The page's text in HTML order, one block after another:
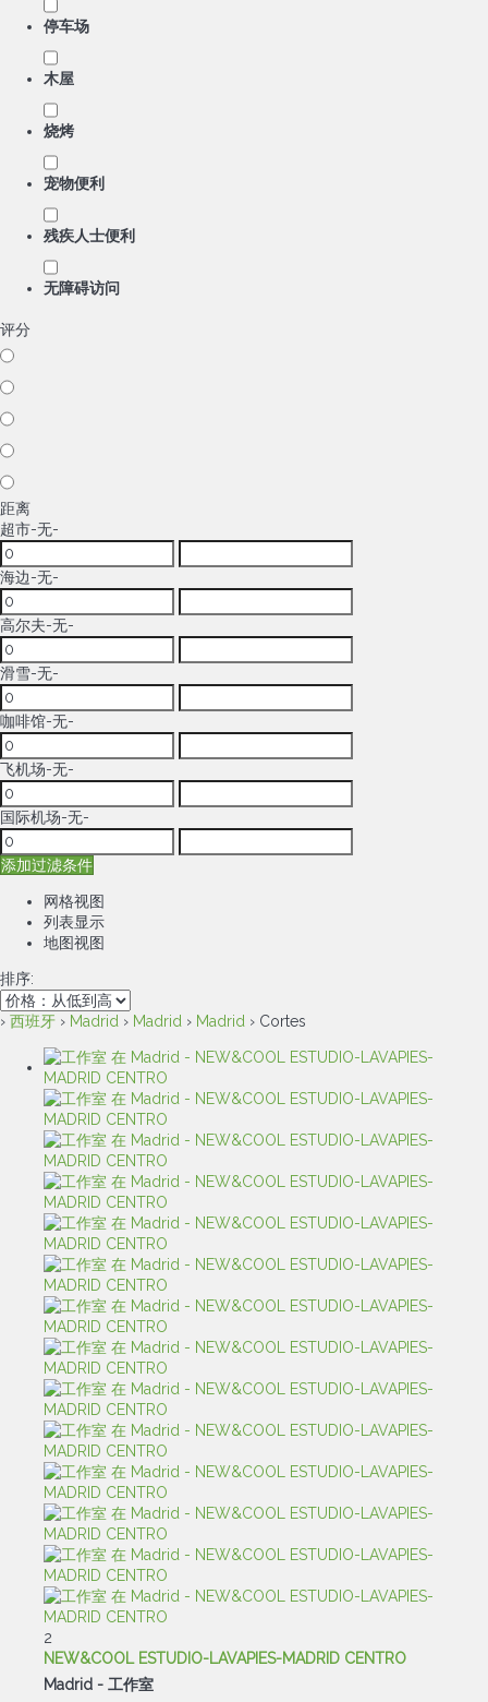
停车场
木屋
烧烤
宠物便利
残疾人士便利
无障碍访问
评分
距离
超市-无-
海边-无-
高尔夫-无-
滑雪-无-
咖啡馆-无-
飞机场-无-
国际机场-无-
添加过滤条件
网格视图
列表显示
地图视图
排序:
› 西班牙 › Madrid › Madrid › Madrid › Cortes
2
NEW&COOL ESTUDIO-LAVAPIES-MADRID CENTRO
Madrid - 工作室